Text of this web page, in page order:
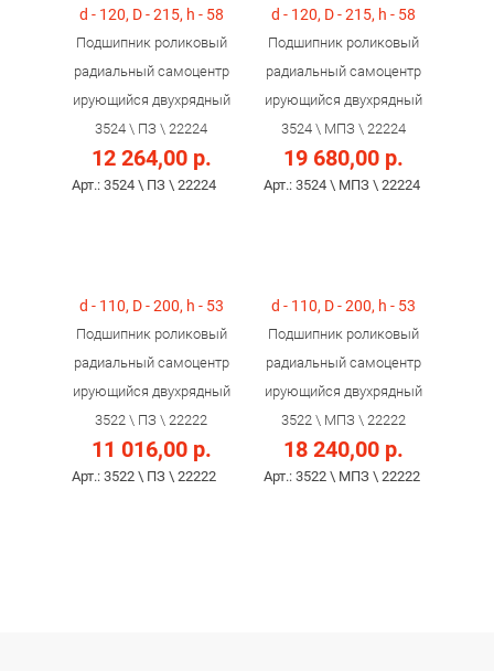
d - 120, D - 215, h - 58
Подшипник роликовый
радиальный самоцентр
ирующийся двухрядный
3524 \ ПЗ \ 22224
12 264,00 р.
Арт.: 3524 \ ПЗ \ 22224
d - 120, D - 215, h - 58
Подшипник роликовый
радиальный самоцентр
ирующийся двухрядный
3524 \ МПЗ \ 22224
19 680,00 р.
Арт.: 3524 \ МПЗ \ 22224
d - 110, D - 200, h - 53
Подшипник роликовый
радиальный самоцентр
ирующийся двухрядный
3522 \ ПЗ \ 22222
11 016,00 р.
Арт.: 3522 \ ПЗ \ 22222
d - 110, D - 200, h - 53
Подшипник роликовый
радиальный самоцентр
ирующийся двухрядный
3522 \ МПЗ \ 22222
18 240,00 р.
Арт.: 3522 \ МПЗ \ 22222